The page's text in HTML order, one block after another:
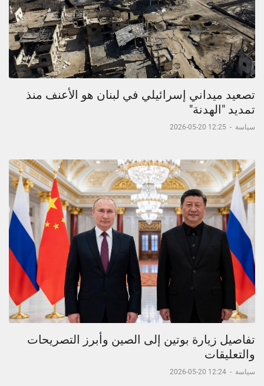
تصعيد ميداني إسرائيلي في لبنان هو الأعنف منذ
تمديد "الهدنة"
سياسة -
12:25 20-05-2026
تفاصيل زيارة بوتين إلى الصين وأبرز التصريحات
والتعليقات
سياسة -
12:24 20-05-2026